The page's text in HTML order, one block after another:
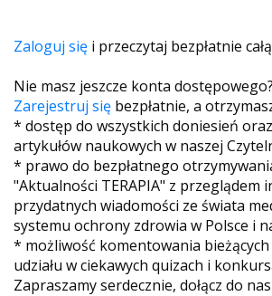
Zaloguj się i przeczytaj bezpłatnie
Nie masz jeszcze konta dostępowego?
Zarejestruj się bezpłatnie, a
* dostęp do wszystkich doniesień
artykułów naukowych w naszej
* prawo do bezpłatnego
"Aktualności TERAPIA" z przeglądem
przydatnych wiadomości ze świata
systemu ochrony zdrowia w Polsce i
* możliwość komentowania
udziału w ciekawych quizach i
Zapraszamy serdecznie, dołącz do